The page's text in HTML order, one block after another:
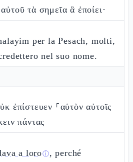
τὰ σημεῖα ἃ ἐποίει·
per la Pesach, molti,
nel suo nome.
ἐπίστευεν ⸀αὑτὸν αὐτοῖς
πάντας
a loroⓘ, perché